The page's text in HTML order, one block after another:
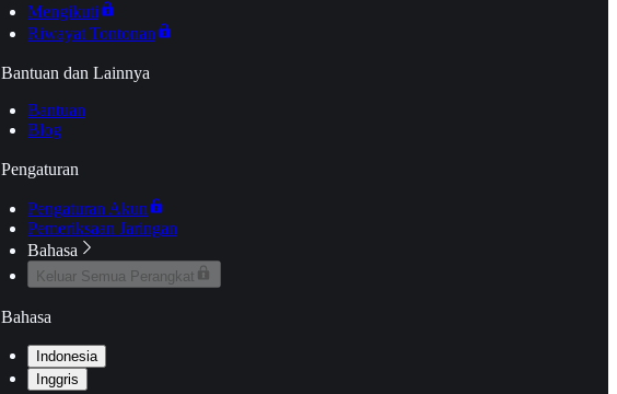
Mengikuti
Riwayat Tontonan
Bantuan dan Lainnya
Bantuan
Blog
Pengaturan
Pengaturan Akun
Pemeriksaan Jaringan
Bahasa
Keluar Semua Perangkat
Bahasa
Indonesia
Inggris